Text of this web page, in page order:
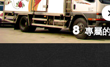
8 專屬
北、中、南地區各設獨